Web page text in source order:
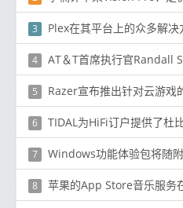
3 Plex在其平台上的众多解
4 AT＆T首席执行官Randall
5 Razer宣布推出针对云游戏
6 TIDAL为HiFi订户提供了杜比
7 Windows功能体验包将随
8 苹果的App Store音乐服务